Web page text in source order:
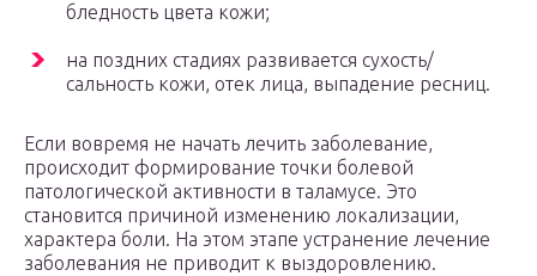
бледность цвета кожи;
на поздних стадиях развивается сухость/
сальность кожи, отек лица, выпадение ресниц.
Если вовремя не начать лечить заболевание,
происходит формирование точки болевой
патологической активности в таламусе. Это
становится причиной изменению локализации,
характера боли. На этом этапе устранение лечение
заболевания не приводит к выздоровлению.